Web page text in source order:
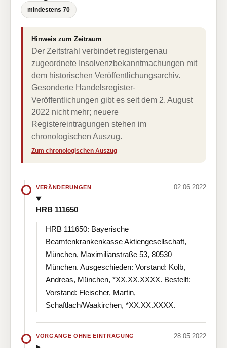
mindestens 70
Hinweis zum Zeitraum
Der Zeitstrahl verbindet registergenau
zugeordnete Insolvenzbekanntmachungen mit
dem historischen Veröffentlichungsarchiv.
Gesonderte Handelsregister-
Veröffentlichungen gibt es seit dem 2. August
2022 nicht mehr; neuere
Registereintragungen stehen im
chronologischen Auszug.
Zum chronologischen Auszug
VERÄNDERUNGEN 02.06.2022
HRB 111650
HRB 111650: Bayerische
Beamtenkrankenkasse Aktiengesellschaft,
München, Maximilianstraße 53, 80530
München. Ausgeschieden: Vorstand: Kolb,
Andreas, München, *XX.XX.XXXX. Bestellt:
Vorstand: Fleischer, Martin,
Schaftlach/Waakirchen, *XX.XX.XXXX.
VORGÄNGE OHNE EINTRAGUNG 28.05.2022